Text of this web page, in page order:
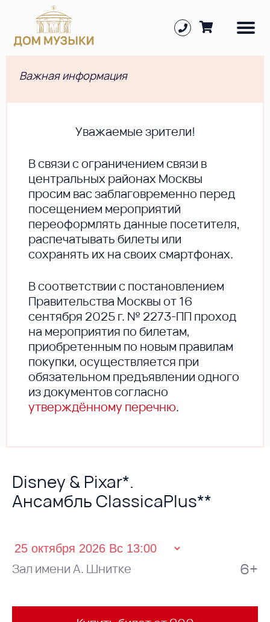
Важная информация
Уважаемые зрители!
В cвязи с ограничением связи в
центральных районах Москвы
просим вас заблаговременно перед
посещением мероприятий
переоформлять данные посетителя,
распечатывать билеты или
сохранять их на своих смартфонах.
В соответствии с постановлением
Правительства Москвы от 16
сентября 2025 г. № 2273-ПП проход
на мероприятия по билетам,
приобретенным по новым правилам
покупки, осуществляется при
обязательном предъявлении одного
из документов согласно
утверждённому перечню.
Disney & Pixar*.
Ансамбль ClassicaPlus**
Зал имени А. Шнитке 6+